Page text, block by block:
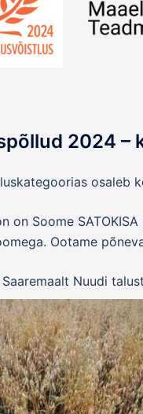
2024 –
osaleb
on Soome
Ootame
Nuudi talust